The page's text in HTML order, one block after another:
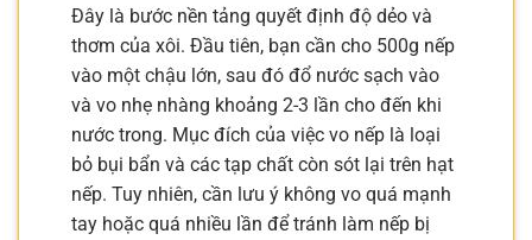
Đây là bước nền tảng quyết định độ dẻo và
thơm của xôi. Đầu tiên, bạn cần cho 500g nếp
vào một chậu lớn, sau đó đổ nước sạch vào
và vo nhẹ nhàng khoảng 2-3 lần cho đến khi
nước trong. Mục đích của việc vo nếp là loại
bỏ bụi bẩn và các tạp chất còn sót lại trên hạt
nếp. Tuy nhiên, cần lưu ý không vo quá mạnh
tay hoặc quá nhiều lần để tránh làm nếp bị